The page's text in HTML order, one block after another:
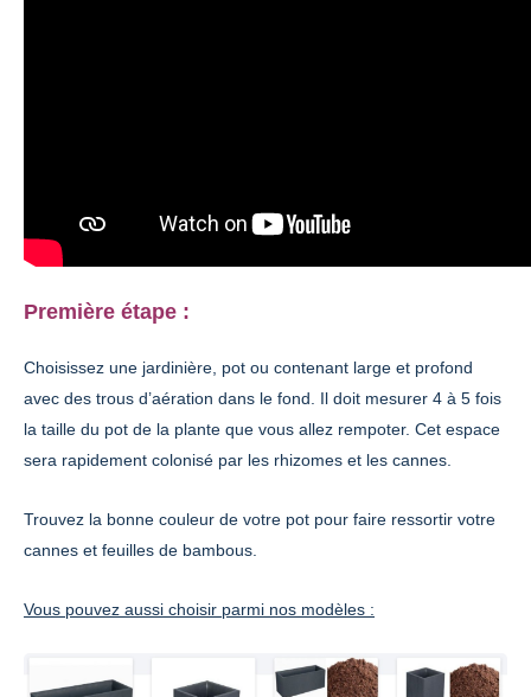
Première étape :
Choisissez une jardinière, pot ou contenant large et profond
avec des trous d’aération dans le fond. Il doit mesurer 4 à 5 fois
la taille du pot de la plante que vous allez rempoter. Cet espace
sera rapidement colonisé par les rhizomes et les cannes.
Trouvez la bonne couleur de votre pot pour faire ressortir votre
cannes et feuilles de bambous.
Vous pouvez aussi choisir parmi nos modèles :